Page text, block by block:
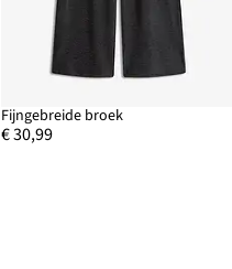
Fijngebreide broek
€ 30,99